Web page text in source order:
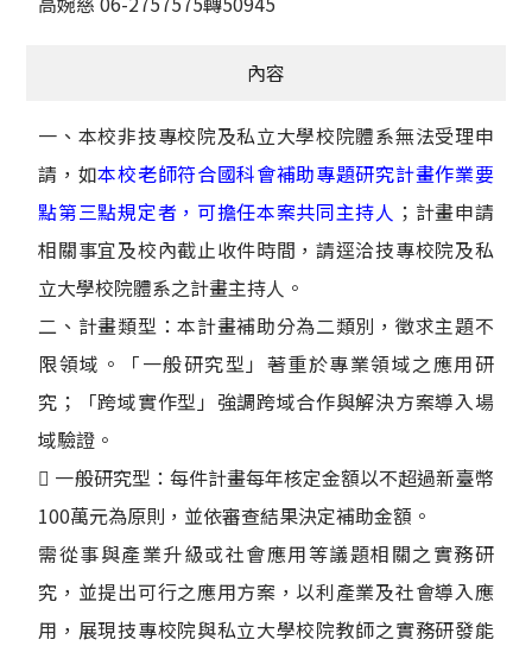
內容
一、本校非技專校院及私立大學校院體系無法受理申
請，如本校老師符合國科會補助專題研究計畫作業要
點第三點規定者，可擔任本案共同主持人 ；計畫申請
相關事宜及校內截止收件時間，請逕洽技專校院及私
立大學校院體系之計畫主持人。
二、計畫類型：本計畫補助分為二類別，徵求主題不
限領域。「一般研究型」著重於專業領域之應用研
究；「跨域實作型」強調跨域合作與解決方案導入場
域驗證。
 一般研究型：每件計畫每年核定金額以不超過新臺幣
100萬元為原則，並依審查結果決定補助金額。
需從事與產業升級或社會應用等議題相關之實務研
究，並提出可行之應用方案，以利產業及社會導入應
用，展現技專校院與私立大學校院教師之實務研發能